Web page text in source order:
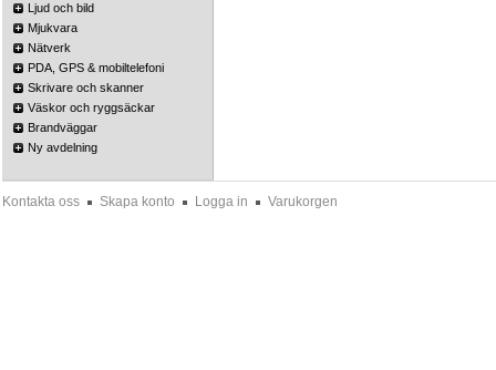
Ljud och bild
Mjukvara
Nätverk
PDA, GPS & mobiltelefoni
Skrivare och skanner
Väskor och ryggsäckar
Brandväggar
Ny avdelning
Kontakta oss Skapa konto Logga in Varukorgen